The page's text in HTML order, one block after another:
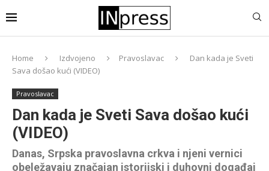
Home Izdvojeno Pravoslavac
Dan kada je Sveti
Sava došao kući (VIDEO)
Pravoslavac
Dan kada je Sveti Sava došao kući
(VIDEO)
Danas, Srpska pravoslavna crkva i njeni vernici
obeležavaju značajan istorijski i duhovni događaj